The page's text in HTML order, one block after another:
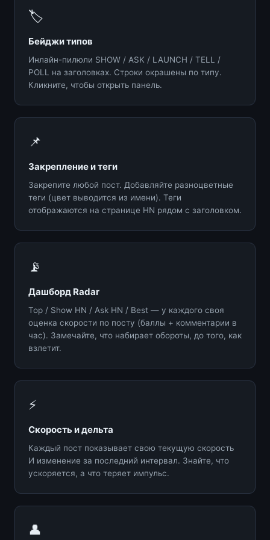
🏷️
Бейджи типов
Инлайн-пилюли SHOW / ASK / LAUNCH / TELL /
POLL на заголовках. Строки окрашены по типу.
Кликните, чтобы открыть панель.
📌
Закрепление и теги
Закрепите любой пост. Добавляйте разноцветные
теги (цвет выводится из имени). Теги
отображаются на странице HN рядом с заголовком.
📡
Дашборд Radar
Top / Show HN / Ask HN / Best — у каждого своя
оценка скорости по посту (баллы + комментарии в
час). Замечайте, что набирает обороты, до того, как
взлетит.
⚡
Скорость и дельта
Каждый пост показывает свою текущую скорость
И изменение за последний интервал. Знайте, что
ускоряется, а что теряет импульс.
👤